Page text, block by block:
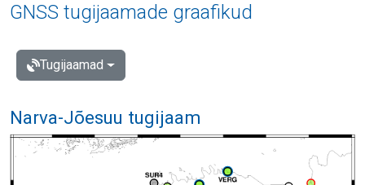
GNSS tugijaamade graafikud
Tugijaamad
Narva-Jõesuu tugijaam